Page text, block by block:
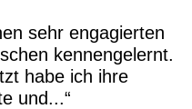
sehr engagierten
kennengelernt.
habe ich ihre
und...